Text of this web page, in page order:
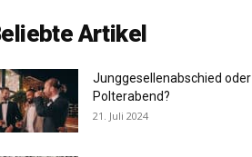
Artikel
Junggesellenabschied oder
Polterabend?
21. Juli 2024